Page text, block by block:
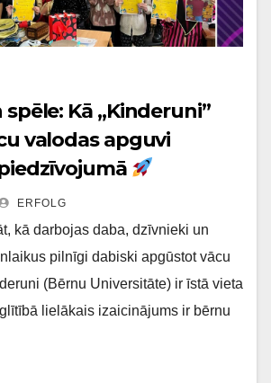
Kā „Kinderuni”
valodas apguvi
ERFOLG
kā darbojas daba, dzīvnieki un
pilnīgi dabiski apgūstot vācu
(Bērnu Universitāte) ir īstā vieta
lielākais izaicinājums ir bērnu